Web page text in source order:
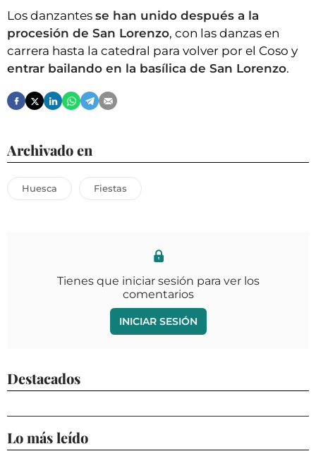
Los danzantes se han unido después a la
procesión de San Lorenzo, con las danzas en
carrera hasta la catedral para volver por el Coso y
entrar bailando en la basílica de San Lorenzo.
Archivado en
Huesca Fiestas
Tienes que iniciar sesión para ver los
comentarios
INICIAR SESIÓN
Destacados
Lo más leído